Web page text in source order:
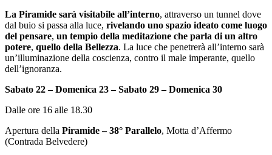
La Piramide sarà visitabile all’interno, attraverso un tunnel dove
dal buio si passa alla luce, rivelando uno spazio ideato come luogo
del pensare, un tempio della meditazione che parla di un altro
potere, quello della Bellezza. La luce che penetrerà all’interno sarà
un’illuminazione della coscienza, contro il male imperante, quello
dell’ignoranza.
Sabato 22 – Domenica 23 – Sabato 29 – Domenica 30
Dalle ore 16 alle 18.30
Apertura della Piramide – 38° Parallelo, Motta d’Affermo
(Contrada Belvedere)